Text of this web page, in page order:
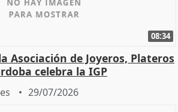
08:34
Asociación de Joyeros, Plateros
celebra la IGP
29/07/2026